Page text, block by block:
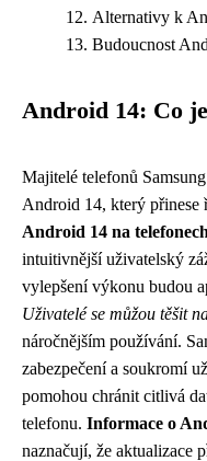
Alternativy k
Budoucnost
Android 14: Co
Majitelé telefonů
Android 14, který přinese
Android 14 na
intuitivnější uživatelský
vylepšení výkonu budou
Uživatelé se můžou těšit
náročnějším používání.
zabezpečení a soukromí
pomohou chránit citlivá
telefonu. Informace o
naznačují, že aktualizace